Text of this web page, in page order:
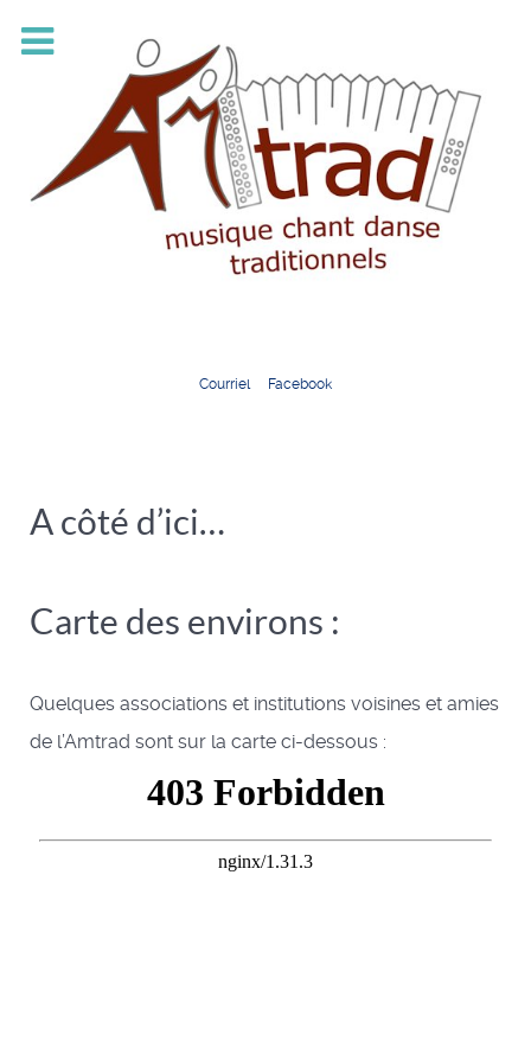
Courriel Facebook
A côté d’ici…
Carte des environs :
Quelques associations et institutions voisines et amies
de l’Amtrad sont sur la carte ci-dessous :